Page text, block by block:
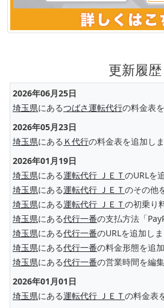
更新履歴
2026年06月25日
埼玉県にあるつばさ運転代行の料金表
2026年05月23日
埼玉県にある Ｋ代行の料金表を追加しま
2026年01月19日
埼玉県にある運転代行 ＪＥＴのURLを
埼玉県にある運転代行 ＪＥＴのその他
埼玉県にある運転代行 ＪＥＴの初乗り
埼玉県にある代行一番の支払方法「
埼玉県にある代行一番のURLを追加しま
埼玉県にある代行一番の料金形態を追加
埼玉県にある代行一番の営業時間を編集
2026年01月01日
埼玉県にある運転代行 ＪＥＴの料金表